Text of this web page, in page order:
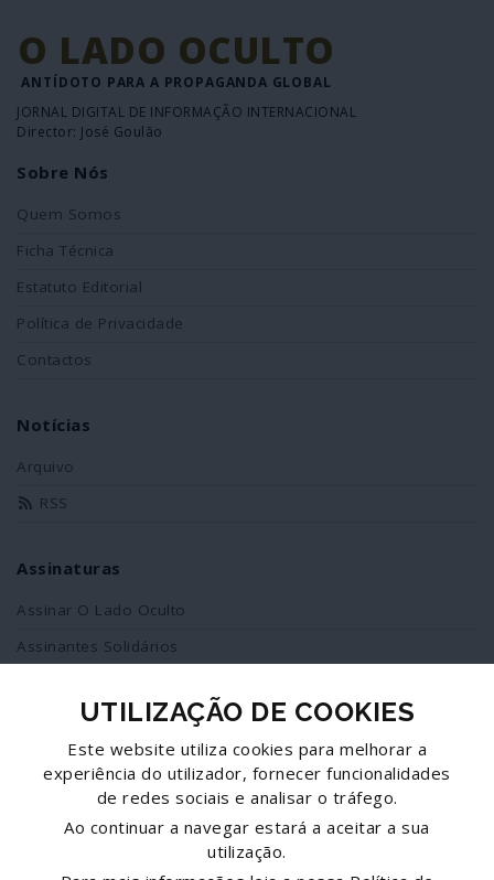
O LADO OCULTO
ANTÍDOTO PARA A PROPAGANDA GLOBAL
JORNAL DIGITAL DE INFORMAÇÃO INTERNACIONAL
Director: José Goulão
Sobre Nós
Quem Somos
Ficha Técnica
Estatuto Editorial
Política de Privacidade
Contactos
Notícias
Arquivo
RSS
Assinaturas
Assinar O Lado Oculto
Assinantes Solidários
Redes Sociais
Siga-nos no facebook
UTILIZAÇÃO DE COOKIES
Este website utiliza cookies para melhorar a
experiência do utilizador, fornecer funcionalidades
de redes sociais e analisar o tráfego.
Ao continuar a navegar estará a aceitar a sua
utilização.